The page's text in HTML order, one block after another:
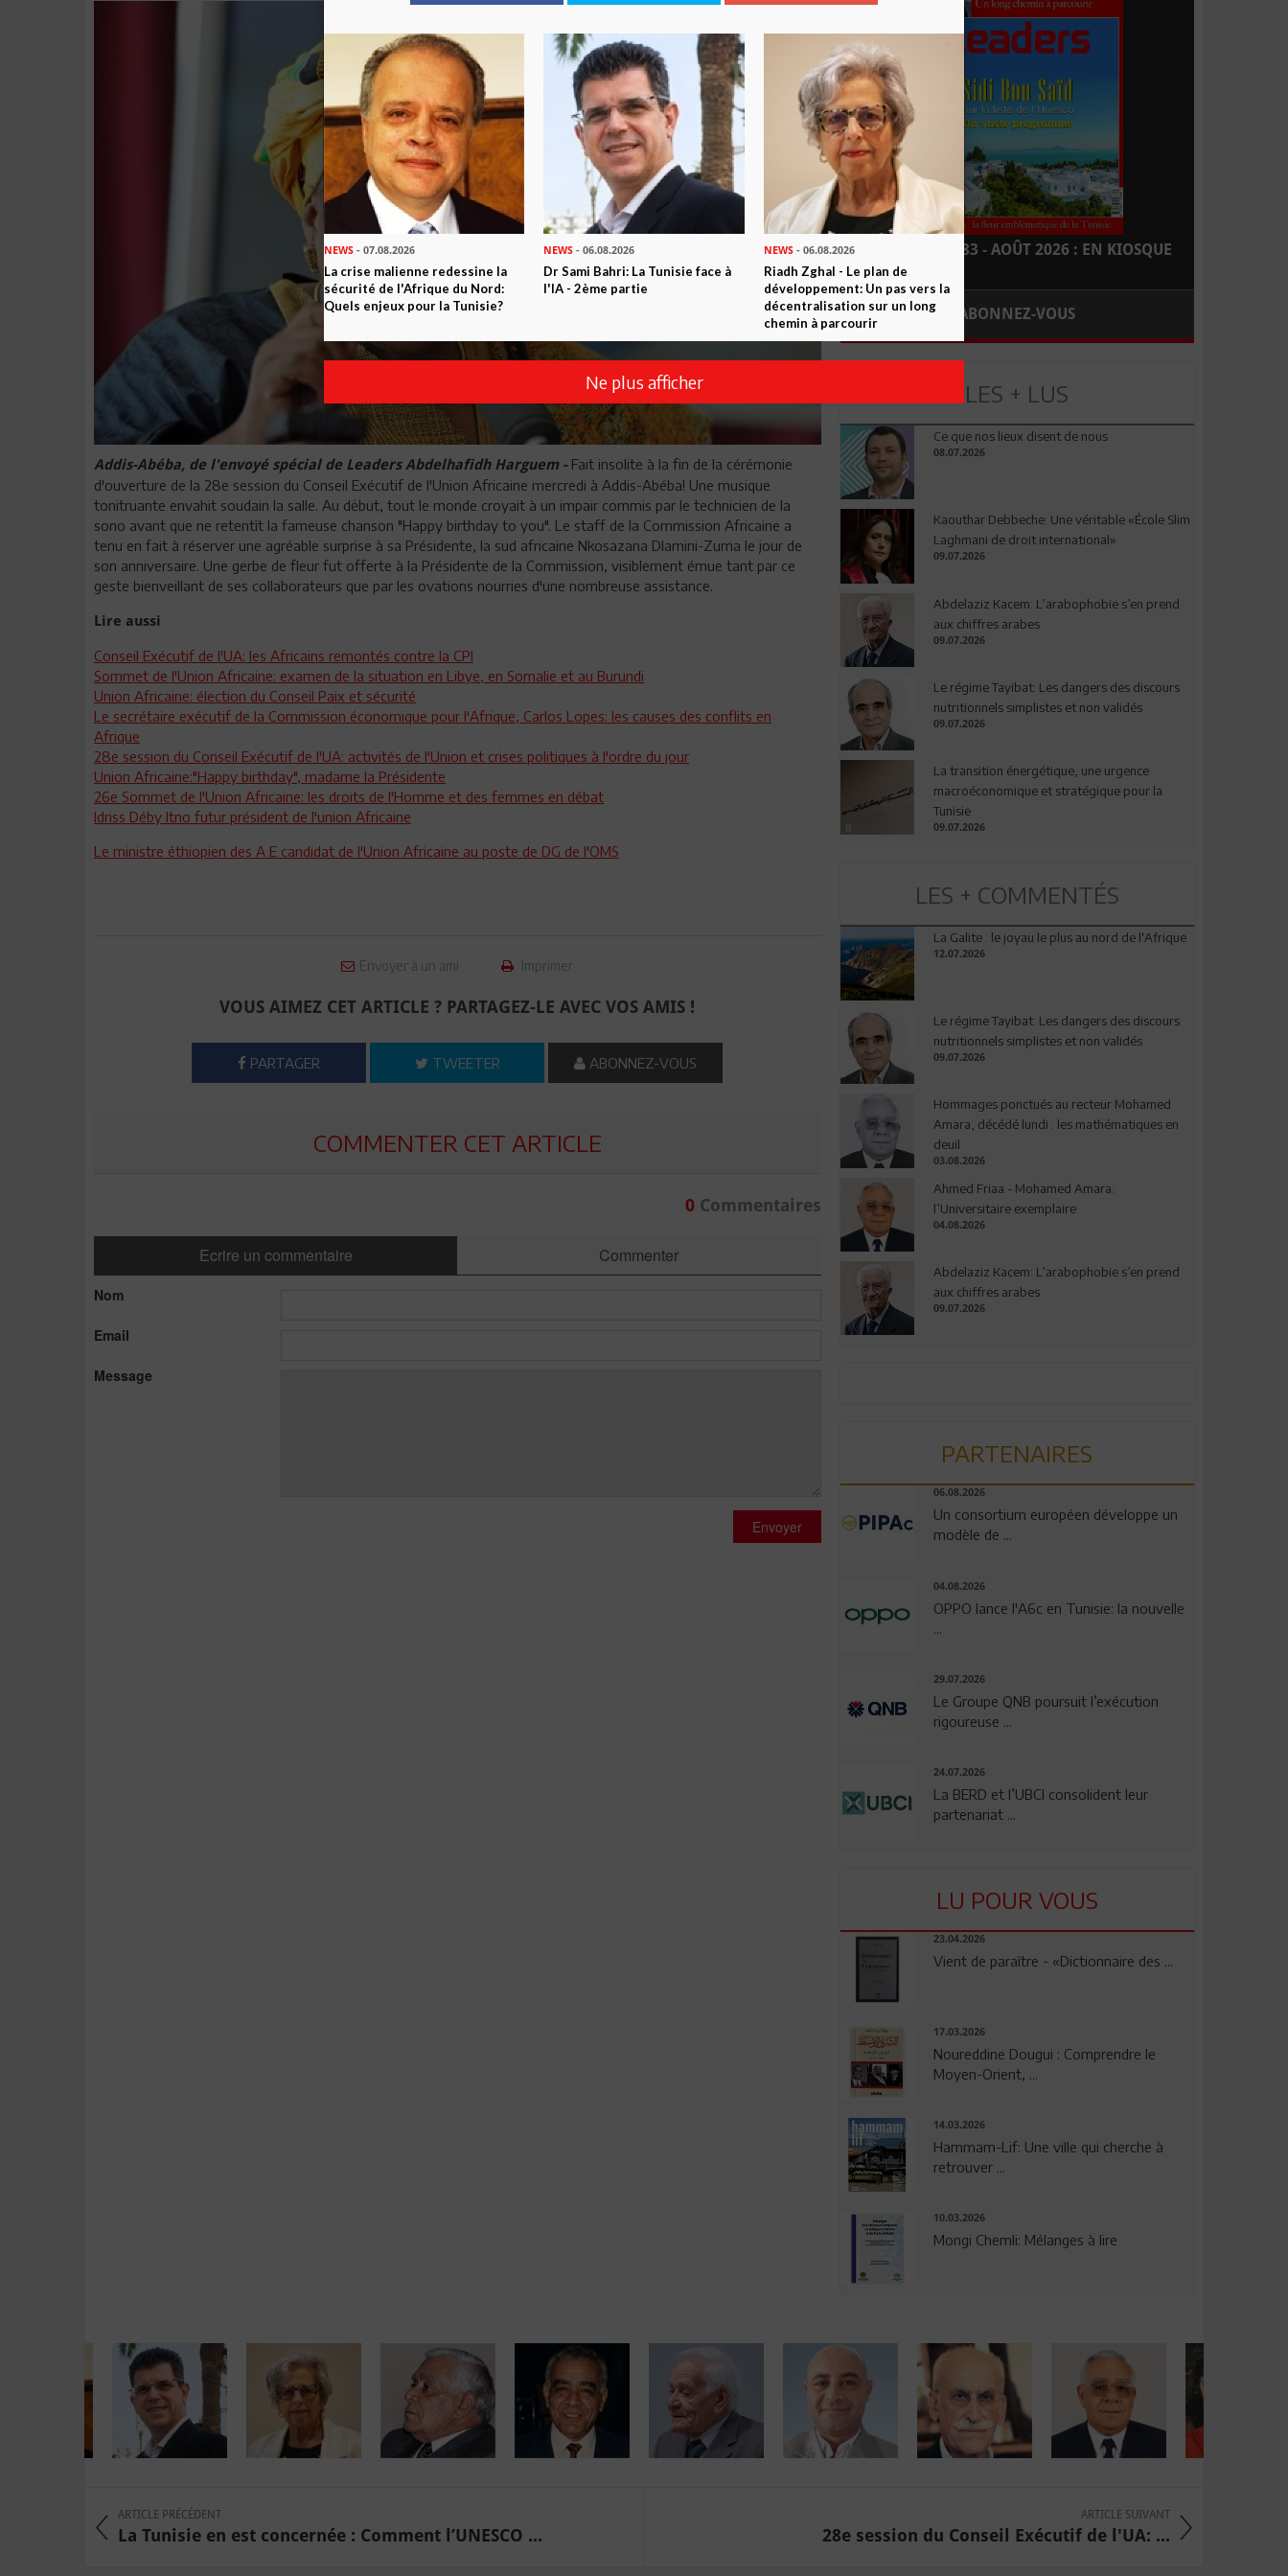
Addis-Abéba, de l'envoyé spécial de Leaders Abdelhafidh Harguem - Fait insolite à la fin de la cérémonie
d'ouverture de la 28e session du Conseil Exécutif de l'Union Africaine mercredi à Addis-Abéba! Une musique
tonitruante envahit soudain la salle. Au dėbut, tout le monde croyait à un impair commis par le technicien de la
sono avant que ne retentît la fameuse chanson "Happy birthday to you". Le staff de la Commission Africaine a
tenu en fait à réserver une agréable surprise à sa Présidente, la sud africaine Nkosazana Dlamini-Zuma le jour de
son anniversaire. Une gerbe de fleur fut offerte à la Présidente de la Commission, visiblement émue tant par ce
geste bienveillant de ses collaborateurs que par les ovations nourries d'une nombreuse assistance.
Lire aussi
Conseil Exécutif de l'UA: les Africains remontés contre la CPI
Sommet de l'Union Africaine: examen de la situation en Libye, en Somalie et au Burundi
Union Africaine: élection du Conseil Paix et sécurité
Le secrétaire exécutif de la Commission économique pour l'Afrique, Carlos Lopes: les causes des conflits en
Afrique
28e session du Conseil Exécutif de l'UA: activités de l'Union et crises politiques à l'ordre du jour
Union Africaine:"Happy birthday", madame la Présidente
26e Sommet de l'Union Africaine: les droits de l'Homme et des femmes en débat
Idriss Déby Itno futur président de l'union Africaine
Le ministre éthiopien des A E candidat de l'Union Africaine au poste de DG de l'OMS
Envoyer à un ami Imprimer
VOUS AIMEZ CET ARTICLE ? PARTAGEZ-LE AVEC VOS AMIS !
PARTAGER TWEETER ABONNEZ-VOUS
COMMENTER CET ARTICLE
0Commentaires
Ecrire un commentaire Commenter
Nom
Email
Message
Envoyer
LEADERS N° 183 - AOÛT 2026 : EN KIOSQUE
ABONNEZ-VOUS
LES + LUS
Ce que nos lieux disent de nous
08.07.2026
Kaouthar Debbeche: Une véritable «École Slim
Laghmani de droit international»
09.07.2026
Abdelaziz Kacem: L’arabophobie s’en prend
aux chiffres arabes
09.07.2026
Le régime Tayibat: Les dangers des discours
nutritionnels simplistes et non validés
09.07.2026
La transition énergétique, une urgence
macroéconomique et stratégique pour la
Tunisie
09.07.2026
LES + COMMENTÉS
La Galite : le joyau le plus au nord de l'Afrique
12.07.2026
Le régime Tayibat: Les dangers des discours
nutritionnels simplistes et non validés
09.07.2026
Hommages ponctués au recteur Mohamed
Amara, décédé lundi : les mathématiques en
deuil
03.08.2026
Ahmed Friaa - Mohamed Amara:
l’Universitaire exemplaire
04.08.2026
Abdelaziz Kacem: L’arabophobie s’en prend
aux chiffres arabes
09.07.2026
PARTENAIRES
06.08.2026
Un consortium européen développe un
modèle de ...
04.08.2026
OPPO lance l'A6c en Tunisie: la nouvelle
29.07.2026
Le Groupe QNB poursuit l’exécution
rigoureuse ...
24.07.2026
La BERD et l’UBCI consolident leur
partenariat ...
LU POUR VOUS
23.04.2026
Vient de paraître - «Dictionnaire des ...
17.03.2026
Noureddine Dougui : Comprendre le
Moyen-Orient, ...
14.03.2026
Hammam-Lif: Une ville qui cherche à
retrouver ...
10.03.2026
Mongi Chemli: Mélanges à lire
ARTICLE PRÉCÉDENT
La Tunisie en est concernée : Comment l’UNESCO ...
ARTICLE SUIVANT
28e session du Conseil Exécutif de l'UA: ...
NEWS - 07.08.2026
La crise malienne redessine la
sécurité de l'Afrique du Nord:
Quels enjeux pour la Tunisie?
NEWS - 06.08.2026
Dr Sami Bahri: La Tunisie face à
l'IA - 2ème partie
NEWS- 06.08.2026
Riadh Zghal - Le plan de
développement: Un pas vers la
décentralisation sur un long
chemin à parcourir
Ne plus afficher